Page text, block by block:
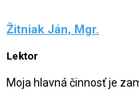
Žitniak Ján, Mgr.
Lektor
Moja hlavná činnosť je